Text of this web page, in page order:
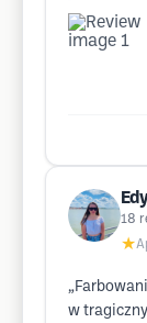
18
★
w